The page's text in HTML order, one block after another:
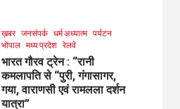
ख़बर जनसंपर्क धर्म अध्यात्म पर्यटन
भोपाल मध्य प्रदेश रेलवे
भारत गौरव ट्रेन : “रानी
कमलापति से “पुरी, गंगासागर,
गया, वाराणसी एवं रामलला दर्शन
यात्रा”